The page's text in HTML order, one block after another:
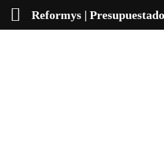
Reformys |